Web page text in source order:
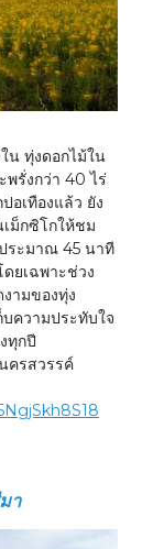
น ทุ่งดอกไม้ใน
พรั่งกว่า 40 ไร่
อเทืองแล้ว ยัง
ม็กซิโกให้ชม
ระมาณ 45 นาที
ยเฉพาะช่วง
ามของทุ่ง
บความประทับใจ
ทุกปี
ครสวรรค์
า